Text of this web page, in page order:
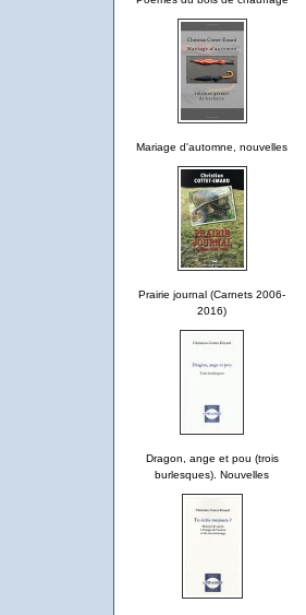
Mariage d'automne, nouvelles
Prairie journal (Carnets 2006-
2016)
Dragon, ange et pou (trois
burlesques). Nouvelles